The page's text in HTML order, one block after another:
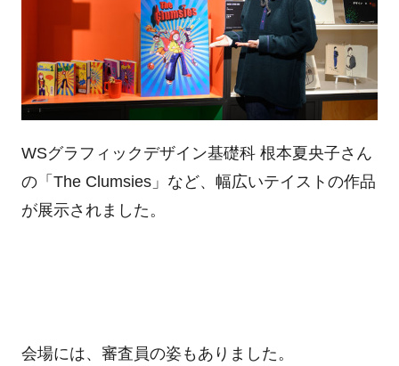
WSグラフィックデザイン基礎科 根本夏央子さん
の「The Clumsies」など、幅広いテイストの作品
が展示されました。
会場には、審査員の姿もありました。